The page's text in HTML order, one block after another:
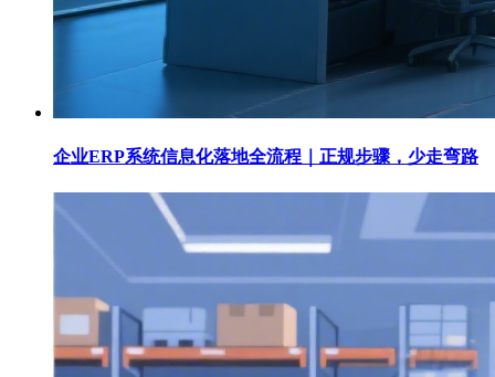
企业ERP系统信息化落地全流程｜正规步骤，少走弯路